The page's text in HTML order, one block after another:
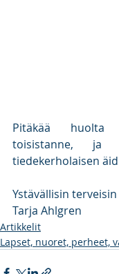
Pitäkää huolta
toisistanne, ja
tiedekerholaisen
Ystävällisin terveisin
Tarja Ahlgren
Artikkelit
Lapset, nuoret, perheet,